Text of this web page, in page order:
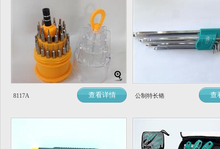
8117A 查看详情 公制特长铬 查